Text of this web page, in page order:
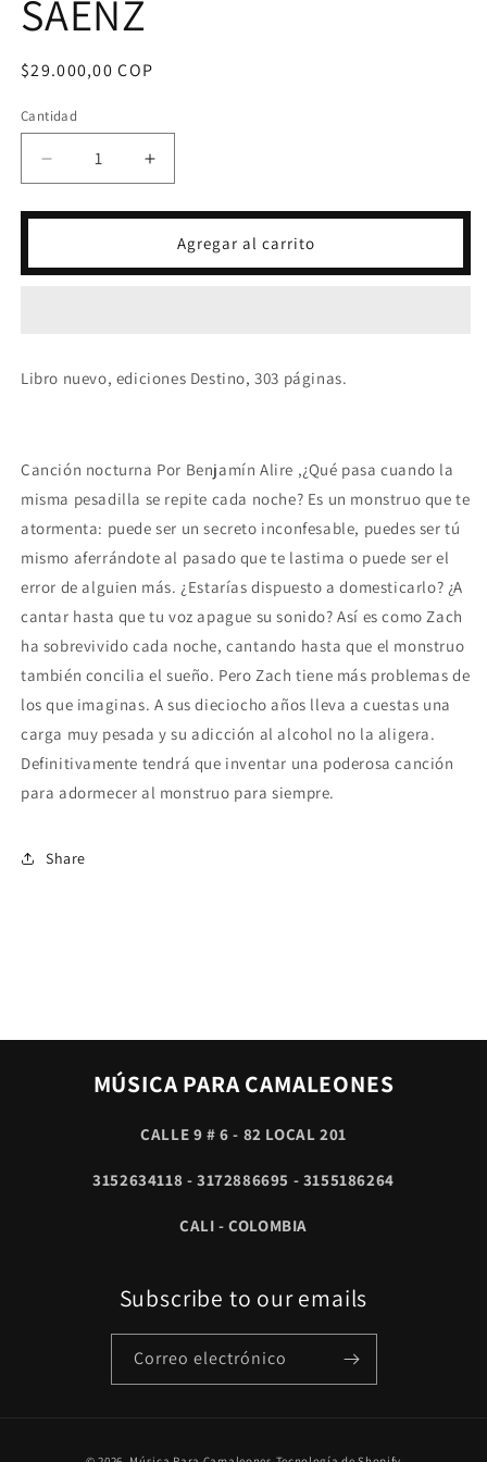
SAENZ
Precio
$29.000,00 COP
Cantidad
Reducir
cantidad
para
-
Aumentar
cantidad
para
CANCIÓN
NOCTURNA
-
Agregar al carrito
Libro nuevo, ediciones Destino, 303 páginas.
Canción nocturna Por Benjamín Alire ,¿Qué pasa cuando la
misma pesadilla se repite cada noche? Es un monstruo que te
atormenta: puede ser un secreto inconfesable, puedes ser tú
mismo aferrándote al pasado que te lastima o puede ser el
error de alguien más. ¿Estarías dispuesto a domesticarlo? ¿A
cantar hasta que tu voz apague su sonido? Así es como Zach
ha sobrevivido cada noche, cantando hasta que el monstruo
también concilia el sueño. Pero Zach tiene más problemas de
los que imaginas. A sus dieciocho años lleva a cuestas una
carga muy pesada y su adicción al alcohol no la aligera.
Definitivamente tendrá que inventar una poderosa canción
para adormecer al monstruo para siempre.
Share
MÚSICA PARA CAMALEONES
CALLE 9 # 6 - 82 LOCAL 201
3152634118 - 3172886695 - 3155186264
CALI - COLOMBIA
Subscribe to our emails
Correo electrónico